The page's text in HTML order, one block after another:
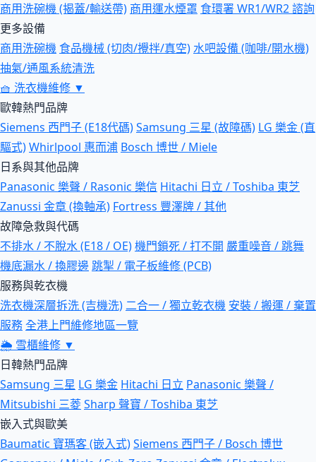
商用洗碗機 (揭蓋/輸送帶) 商用運水煙罩 食環署 WR1/WR2 諮詢
更多設備
商用洗碗機 食品機械 (切肉/攪拌/真空)水吧設備 (咖啡/開水機)
抽氣/通風系統清洗
🧺 洗衣機維修 ▼
歐韓熱門品牌
Siemens 西門子 (E18代碼)Samsung 三星 (故障碼) LG 樂金 (直
驅式)Whirlpool 惠而浦 Bosch 博世 / Miele
日系與其他品牌
Panasonic 樂聲 / Rasonic 樂信 Hitachi 日立 / Toshiba 東芝
Zanussi 金章 (換軸承) Fortress 豐澤牌 / 其他
故障急救與代碼
不排水 / 不脫水 (E18 / OE)機門鎖死 / 打不開 嚴重噪音 / 跳舞
機底漏水 / 換膠邊跳掣 / 電子板維修 (PCB)
服務與乾衣機
洗衣機深層拆洗 (吉機洗) 二合一 / 獨立乾衣機 安裝 / 搬運 / 棄置
服務全港上門維修地區一覽
🌦 雪櫃維修 ▼
日韓熱門品牌
Samsung 三星 LG 樂金 Hitachi 日立 Panasonic 樂聲 /
Mitsubishi 三菱Sharp 聲寶 / Toshiba 東芝
嵌入式與歐美
Baumatic 寶瑪客 (嵌入式)Siemens 西門子 / Bosch 博世